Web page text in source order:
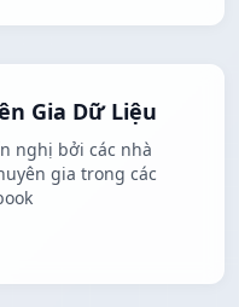
Gia Dữ Liệu
nghị bởi các nhà
gia trong các